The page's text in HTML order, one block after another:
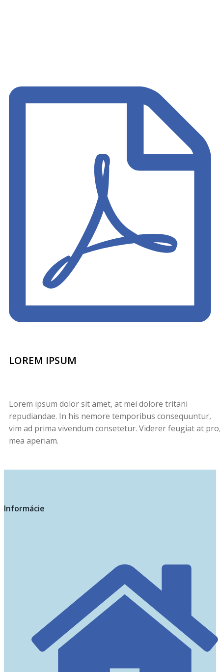
LOREM IPSUM
Lorem ipsum dolor sit amet, at mei dolore tritani
repudiandae. In his nemore temporibus consequuntur,
vim ad prima vivendum consetetur. Viderer feugiat at
mea aperiam.
Informácie